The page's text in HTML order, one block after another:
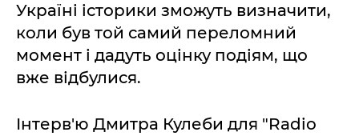
Україні історики зможуть визначити,
коли був той самий переломний
момент і дадуть оцінку подіям, що
вже відбулися.
Інтерв'ю Дмитра Кулеби для "Radio